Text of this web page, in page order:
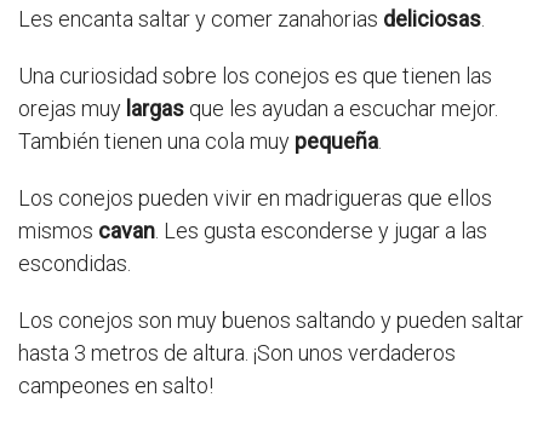
Les encanta saltar y comer zanahorias deliciosas
Una curiosidad sobre los conejos es que tienen las
orejas muy largas que les ayudan a escuchar mejor.
También tienen una cola muy pequeña
Los conejos pueden vivir en madrigueras que ellos
mismos cavan . Les gusta esconderse y jugar a las
escondidas.
Los conejos son muy buenos saltando y pueden saltar
hasta 3 metros de altura. ¡Son unos verdaderos
campeones en salto!